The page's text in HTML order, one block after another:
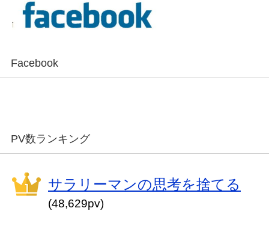
Facebook
PV数ランキング
サラリーマンの思考を捨てる
(48,629pv)